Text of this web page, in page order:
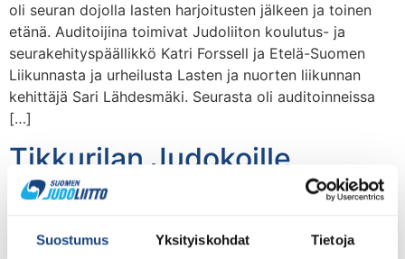
Suostumus Yksityiskohdat Tietoja
oli seuran dojolla lasten harjoitusten jälkeen ja toinen
etänä. Auditoijina toimivat Judoliiton koulutus- ja
seurakehityspäällikkö Katri Forssell ja Etelä-Suomen
Liikunnasta ja urheilusta Lasten ja nuorten liikunnan
kehittäjä Sari Lähdesmäki. Seurasta oli auditoinneissa
[…]
Tikkurilan Judokoille
myönnettiin aikuisliikunnan
Tähtimerkki